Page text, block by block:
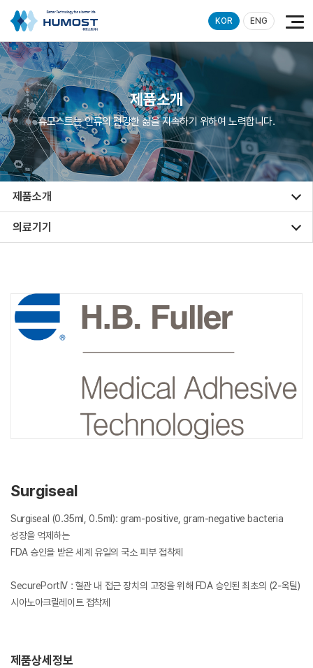
KOR ENG
제품소개
휴모스트는 인류의 건강한 삶을 지속하기 위하여 노력합니다.
제품소개
의료기기
Surgiseal
Surgiseal (0.35ml, 0.5ml): gram-positive, gram-negative bacteria
성장을 억제하는
FDA 승인을 받은 세계 유일의 국소 피부 접착제
SecurePortIV : 혈관 내 접근 장치의 고정을 위해 FDA 승인된 최초의 (2-옥틸)
시아노아크릴레이트 접착제
제품상세정보